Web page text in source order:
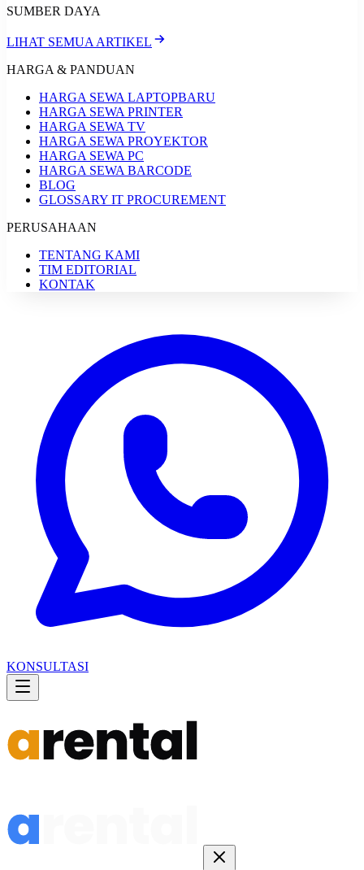
SUMBER DAYA
LIHAT SEMUA ARTIKEL
HARGA & PANDUAN
HARGA SEWA LAPTOPBARU
HARGA SEWA PRINTER
HARGA SEWA TV
HARGA SEWA PROYEKTOR
HARGA SEWA PC
HARGA SEWA BARCODE
BLOG
GLOSSARY IT PROCUREMENT
PERUSAHAAN
TENTANG KAMI
TIM EDITORIAL
KONTAK
KONSULTASI